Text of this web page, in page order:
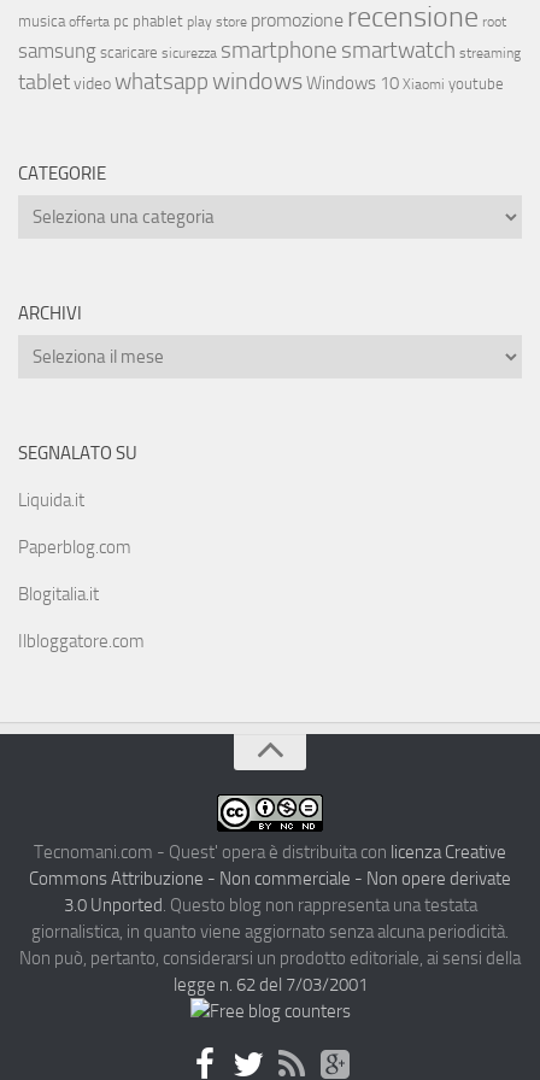
musica offerta pc phablet play store promozione recensione root
samsungscaricare sicurezza smartphone smartwatch streaming
tabletvideowhatsappwindowsWindows 10 Xiaomi youtube
CATEGORIE
ARCHIVI
SEGNALATO SU
Liquida.it
Paperblog.com
Blogitalia.it
Ilbloggatore.com
Tecnomani.com - Quest' opera è distribuita con licenza Creative
Commons Attribuzione - Non commerciale - Non opere derivate
3.0 Unported. Questo blog non rappresenta una testata
giornalistica, in quanto viene aggiornato senza alcuna periodicità.
Non può, pertanto, considerarsi un prodotto editoriale, ai sensi della
legge n. 62 del 7/03/2001